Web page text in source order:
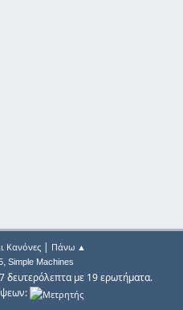
Κανόνες| Πάνω ▲
, Simple Machines
δευτερόλεπτα με 19 ερωτήματα.